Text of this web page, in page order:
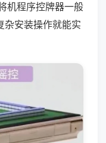
机程序控牌器一般
杂安装操作就能实